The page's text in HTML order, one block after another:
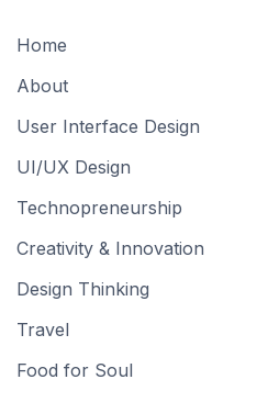
Home
About
User Interface Design
UI/UX Design
Technopreneurship
Creativity & Innovation
Design Thinking
Travel
Food for Soul